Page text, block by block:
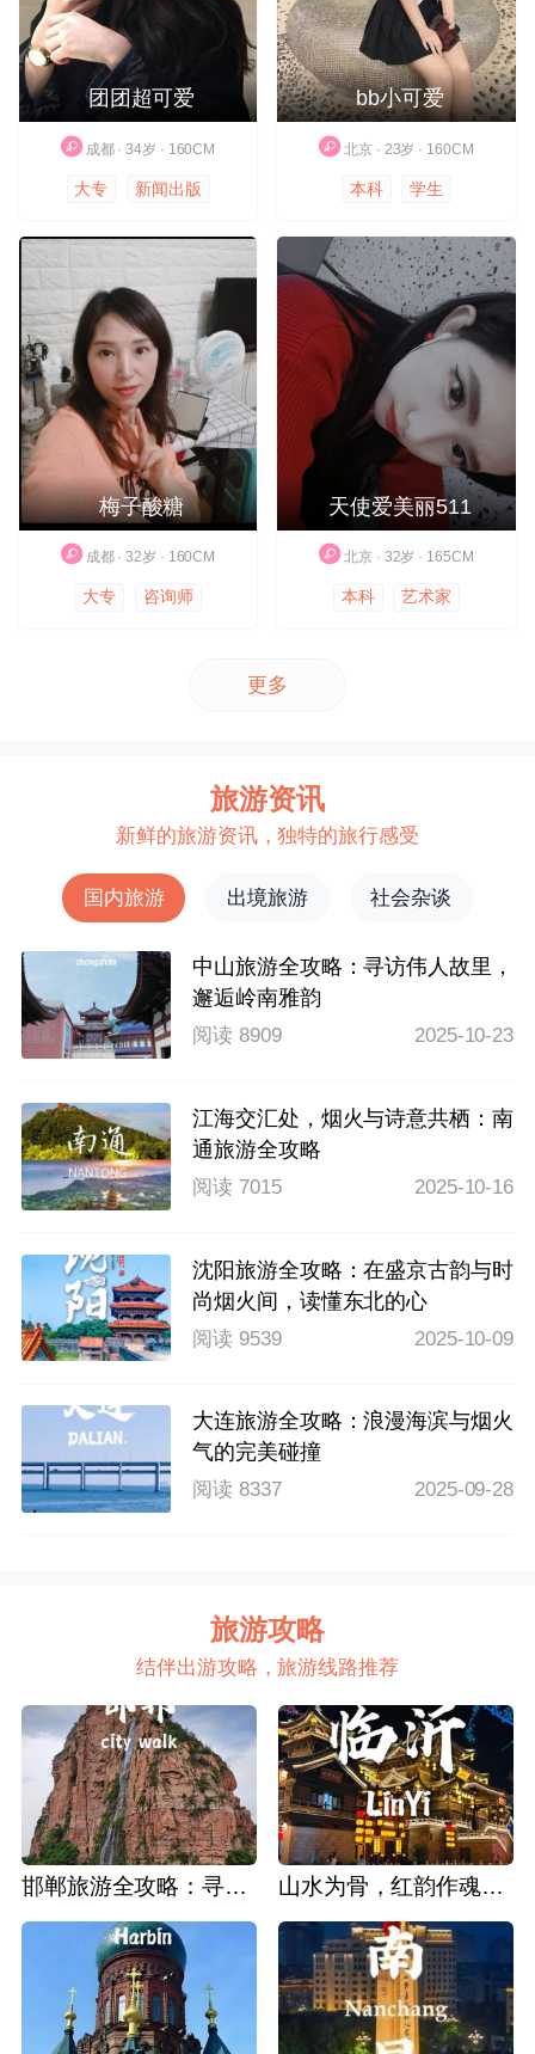
团团超可爱
成都 · 34岁 · 160CM
大专 新闻出版
bb小可爱
北京 · 23岁 · 160CM
本科 学生
梅子酸糖
成都 · 32岁 · 160CM
大专 咨询师
天使爱美丽511
北京 · 32岁 · 165CM
本科 艺术家
更多
旅游资讯
新鲜的旅游资讯，独特的旅行感受
国内旅游 出境旅游 社会杂谈
中山旅游全攻略：寻访伟人故里，
邂逅岭南雅韵
阅读 8909 2025-10-23
江海交汇处，烟火与诗意共栖：南
通旅游全攻略
阅读 7015 2025-10-16
沈阳旅游全攻略：在盛京古韵与时
尚烟火间，读懂东北的心
阅读 9539 2025-10-09
大连旅游全攻略：浪漫海滨与烟火
气的完美碰撞
阅读 8337 2025-09-28
旅游攻略
结伴出游攻略，旅游线路推荐
邯郸旅游全攻略：寻迹成语故里，邂逅太行古韵 山水为骨，红韵作魂：临沂深度旅游攻略